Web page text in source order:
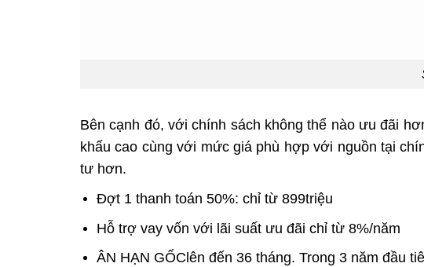
Bên cạnh đó, với chính sách không thể nào ưu đãi
khấu cao cùng với mức giá phù hợp với nguồn tại
tư hơn.
Đợt 1 thanh toán 50%: chỉ từ 899triệu
Hỗ trợ vay vốn với lãi suất ưu đãi chỉ từ 8%/năm
ÂN HẠN GỐClên đến 36 tháng. Trong 3 năm đầu